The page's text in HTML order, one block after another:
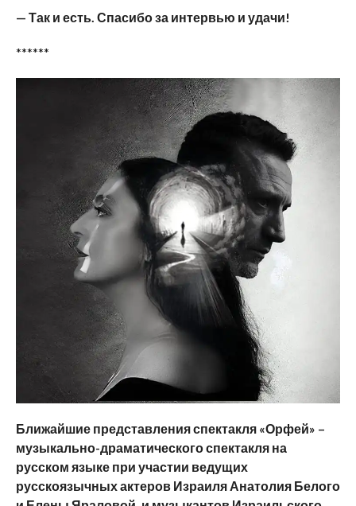
— Так и есть. Спасибо за интервью и удачи!
******
Ближайшие представления спектакля «Орфей» –
музыкально-драматического спектакля на
русском языке при участии ведущих
русскоязычных актеров Израиля Анатолия Белого